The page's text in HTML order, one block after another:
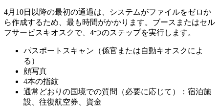
4月10日以降の最初の通過は、システムがファイルをゼロか
ら作成するため、最も時間がかかります。ブースまたはセル
フサービスキオスクで、4つのステップを実行します。
パスポートスキャン（係官または自動キオスクによ
る）
顔写真
4本の指紋
通常どおりの国境での質問（必要に応じて）：宿泊施
設、往復航空券、資金